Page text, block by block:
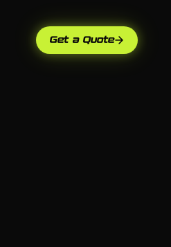
Get a Quote